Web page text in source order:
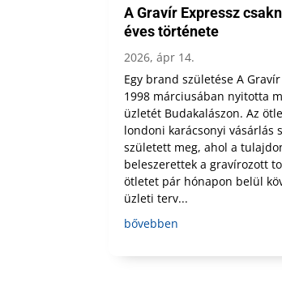
A Gravír Expressz
éves története
2026, ápr 14.
Egy brand születése A
1998 márciusában nyitotta
üzletét Budakalászon. Az
londoni karácsonyi vásárlás
született meg, ahol a
beleszerettek a gravírozott
ötletet pár hónapon belül
üzleti terv...
bővebben